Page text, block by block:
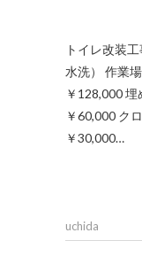
トイレ改装
水洗） 作業
￥128,000
￥60,000 ク
￥30,000…
uchida